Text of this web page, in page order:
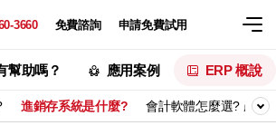
3660 免費諮詢 申請免費試用
幫助嗎？ 應用案例 ERP 概說
進銷存系統是什麼? 會計軟體怎麼選? 產業